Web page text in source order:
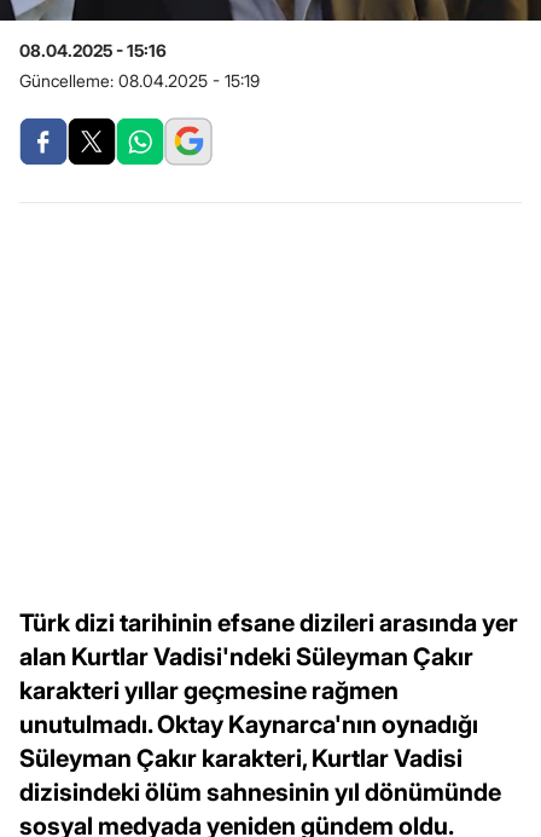
08.04.2025 - 15:16
Güncelleme: 08.04.2025 - 15:19
Türk dizi tarihinin efsane dizileri arasında yer
alan Kurtlar Vadisi'ndeki Süleyman Çakır
karakteri yıllar geçmesine rağmen
unutulmadı. Oktay Kaynarca'nın oynadığı
Süleyman Çakır karakteri, Kurtlar Vadisi
dizisindeki ölüm sahnesinin yıl dönümünde
sosyal medyada yeniden gündem oldu.